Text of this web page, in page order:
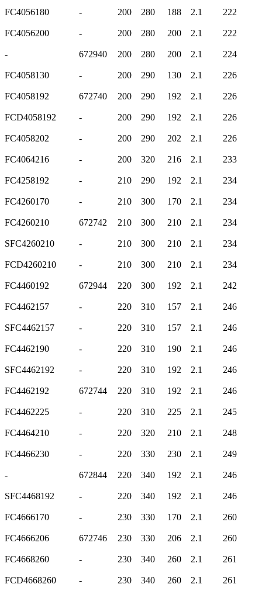
FC4056180 - 200 280 188 2.1 222
FC4056200 - 200 280 200 2.1 222
- 672940 200 280 200 2.1 224
FC4058130 - 200 290 130 2.1 226
FC4058192 672740 200 290 192 2.1 226
FCD4058192 - 200 290 192 2.1 226
FC4058202 - 200 290 202 2.1 226
FC4064216 - 200 320 216 2.1 233
FC4258192 - 210 290 192 2.1 234
FC4260170 - 210 300 170 2.1 234
FC4260210 672742 210 300 210 2.1 234
SFC4260210 - 210 300 210 2.1 234
FCD4260210 - 210 300 210 2.1 234
FC4460192 672944 220 300 192 2.1 242
FC4462157 - 220 310 157 2.1 246
SFC4462157 - 220 310 157 2.1 246
FC4462190 - 220 310 190 2.1 246
SFC4462192 - 220 310 192 2.1 246
FC4462192 672744 220 310 192 2.1 246
FC4462225 - 220 310 225 2.1 245
FC4464210 - 220 320 210 2.1 248
FC4466230 - 220 330 230 2.1 249
- 672844 220 340 192 2.1 246
SFC4468192 - 220 340 192 2.1 246
FC4666170 - 230 330 170 2.1 260
FC4666206 672746 230 330 206 2.1 260
FC4668260 - 230 340 260 2.1 261
FCD4668260 - 230 340 260 2.1 261